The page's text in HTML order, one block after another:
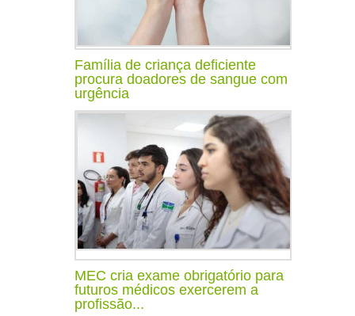
Família de criança deficiente
procura doadores de sangue com
urgência
MEC cria exame obrigatório para
futuros médicos exercerem a
profissão...